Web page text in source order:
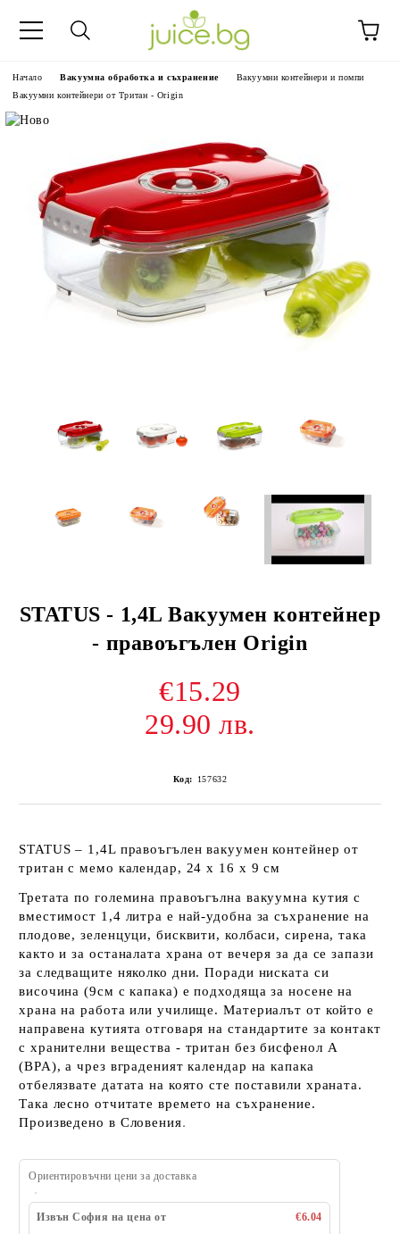
Начало Вакуумна обработка и съхранение
Вакуумни контейнери и помпи
Вакуумни контейнери от Тритан - Origin
STATUS - 1,4L Вакуумен контейнер
- правоъгълен Origin
€15.29
29.90 лв.
Код: 157632
STATUS – 1,4L правоъгълен вакуумен контейнер от
тритан с мемо календар, 24 х 16 х 9 см
Третата по големина правоъгълна вакуумна кутия с
вместимост 1,4 литра е най-удобна за съхранение на
плодове, зеленцуци, бисквити, колбаси, сирена, така
както и за останалата храна от вечеря за да се запази
за следващите няколко дни. Поради ниската си
височина (9см с капака) е подходяща за носене на
храна на работа или училище. Материалът от който е
направена кутията отговаря на стандартите за контакт
с хранителни вещества - тритан без бисфенол А
(BPA), а чрез вграденият календар на капака
отбелязвате датата на която сте поставили храната.
Така лесно отчитате времето на съхранение.
Произведено в Словения.
Ориентировъчни цени за доставка
Извън София на цена от
€6.04